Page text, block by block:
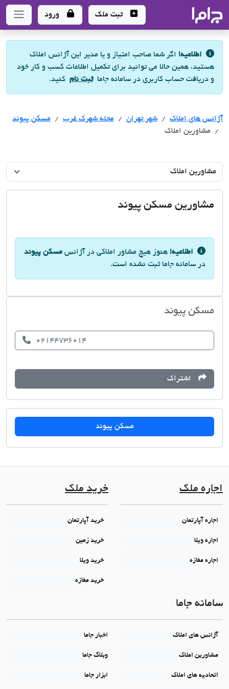
- سامانه جامع املاک و مشاورین املاک
ثبت ملک ورود
اطلاعیه! اگر شما صاحب امتیاز و یا مدیر این آژانس املاک
هستید، همین حالا می توانید برای تکمیل اطلاعات کسب و کار خود
و دریافت حساب کاربری در سامانه جاماثبت نام کنید.
آژانس های املاک آژانس های املاک
شهر تهران آژانس های املاک
محله شهرک غرب
مسکن پیوند
مشاورین املاک
مشاورین مسکن پیوند
اطلاعیه! هنوز هیچ مشاور املاکی در آژانس مسکن پیوند
در سامانه جاما ثبت نشده است.
مسکن پیوند
02144736014
اشتراک
مسکن پیوند
اجاره ملک
اجاره آپارتمان
اجاره ویلا
اجاره مغازه
خرید ملک
خرید آپارتمان
خرید زمین
خرید ویلا
خرید مغازه
سامانه جاما
آژانس های املاک اخبار جاما
مشاورین املاک وبلاگ جاما
اتحادیه های املاک ابزار جاما